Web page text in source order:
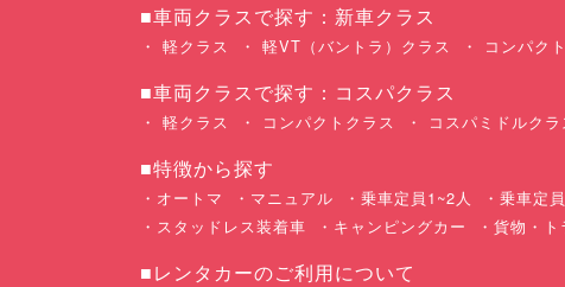
■車両クラスで探す：新車クラス
軽クラス 軽VT（バントラ）クラス コンパク
■車両クラスで探す：コスパクラス
軽クラス コンパクトクラス コスパミドルクラ
■特徴から探す
オートマ マニュアル 乗車定員1~2人 乗車定
スタッドレス装着車
キャンピングカー 貨物・ト
■レンタカーのご利用について